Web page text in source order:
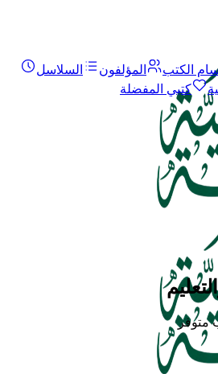
الكتب المؤلفون
السلاسل
كتبي المفضلة